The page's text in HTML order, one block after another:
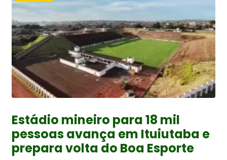
Estádio mineiro para 18 mil
pessoas avança em Ituiutaba e
prepara volta do Boa Esporte